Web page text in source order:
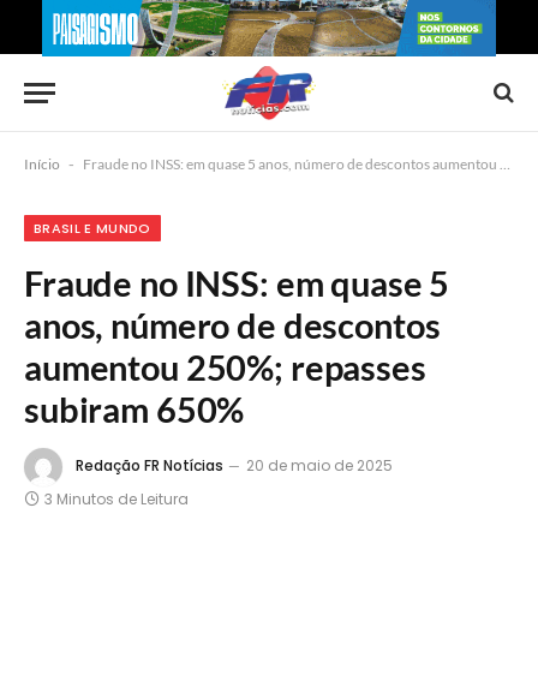
Início - Fraude no INSS: em quase 5 anos, número de descontos aumentou 250%; repasses subiram 650%
BRASIL E MUNDO
Fraude no INSS: em quase 5
anos, número de descontos
aumentou 250%; repasses
subiram 650%
Redação FR Notícias
20 de maio de 2025
3 Minutos de Leitura